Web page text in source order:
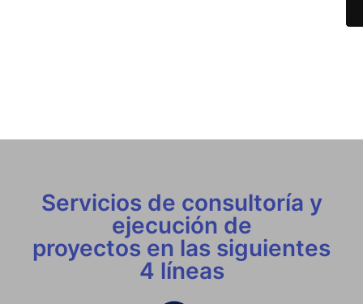
Servicios de consultoría y
ejecución de
proyectos en las siguientes
4 líneas